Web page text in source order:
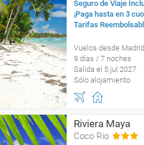
Seguro de Viaje
¡Paga hasta en 3
Tarifas
Vuelos desde Madrid
9 días / 7 noches
Salida el 5 jul 2027
Sólo alojamiento
Riviera Maya
Coco Rio